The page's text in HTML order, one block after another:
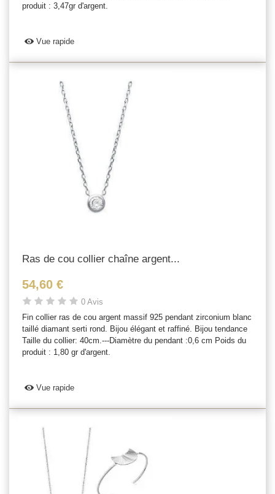
produit : 3,47gr d'argent.
Vue rapide
Ras de cou collier chaîne argent...
54,60 €
0 Avis
Fin collier ras de cou argent massif 925 pendant zirconium blanc
taillé diamant serti rond. Bijou élégant et raffiné. Bijou tendance
Taille du collier: 40cm.---Diamètre du pendant :0,6 cm Poids du
produit : 1,80 gr d'argent.
Vue rapide